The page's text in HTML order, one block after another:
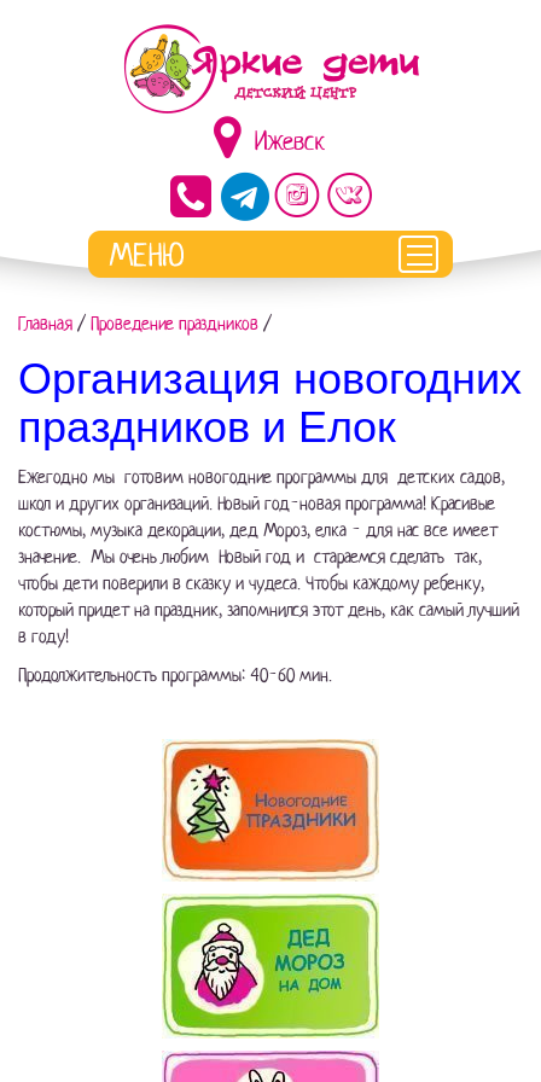
Ижевск
Главная / Проведение праздников /
Организация новогодних
праздников и Елок
Ежегодно мы готовим новогодние программы для детских садов,
школ и других организаций. Новый год-новая программа! Красивые
костюмы, музыка декорации, дед Мороз, елка - для нас все имеет
значение. Мы очень любим Новый год и стараемся сделать так,
чтобы дети поверили в сказку и чудеса. Чтобы каждому ребенку,
который придет на праздник, запомнился этот день, как самый лучший
в году!
Продолжительность программы: 40-60 мин.